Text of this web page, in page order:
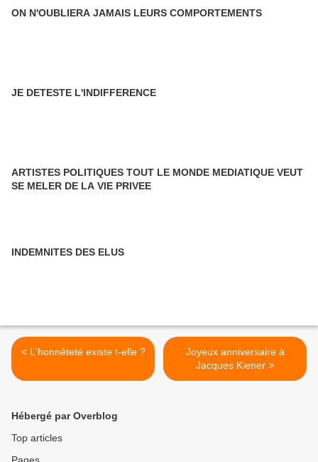
ON N'OUBLIERA JAMAIS LEURS COMPORTEMENTS
JE DETESTE L'INDIFFERENCE
ARTISTES POLITIQUES TOUT LE MONDE MEDIATIQUE VEUT
SE MELER DE LA VIE PRIVEE
INDEMNITES DES ELUS
< L'honnêteté existe t-elle ?
Joyeux anniversaire à
Jacques Kiener >
Hébergé par Overblog
Top articles